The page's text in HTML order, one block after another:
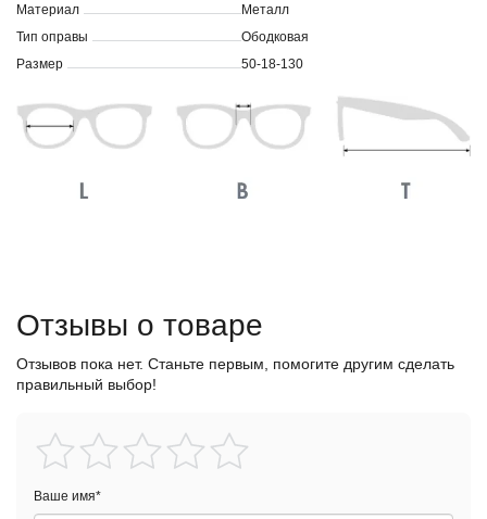
Материал
Металл
Тип оправы
Ободковая
Размер
50-18-130
Отзывы о товаре
Отзывов пока нет. Станьте первым, помогите другим сделать
правильный выбор!
Ваше имя*